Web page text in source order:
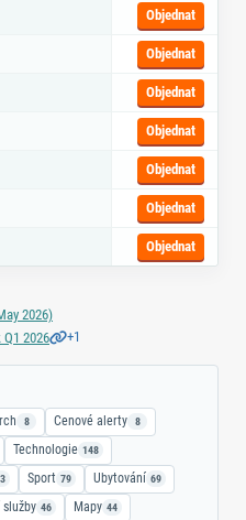
Objednat
Objednat
Objednat
Objednat
Objednat
Objednat
Objednat
2026)
2026
+1
8 Cenové alerty 8
Technologie 148
Sport 79 Ubytování 69
služby 46 Mapy 44